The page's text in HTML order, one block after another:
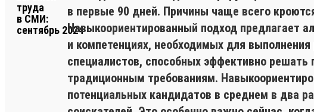
в первые 90 дней. Причины чаще всего
Навыкоориентированный подход предлагает
и компетенциях, необходимых для
специалистов, способных эффективно
традиционным требованиям.
потенциальных кандидатов в среднем в два